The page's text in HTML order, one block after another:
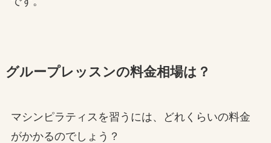
グループレッスンの料金相場は？
マシンピラティスを習うには、どれくらいの料金
がかかるのでしょう？